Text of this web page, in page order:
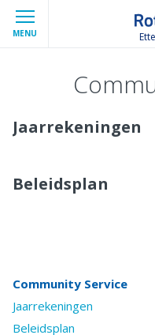
MENU
Jaarrekeningen
Beleidsplan
Community Service
Jaarrekeningen
Beleidsplan